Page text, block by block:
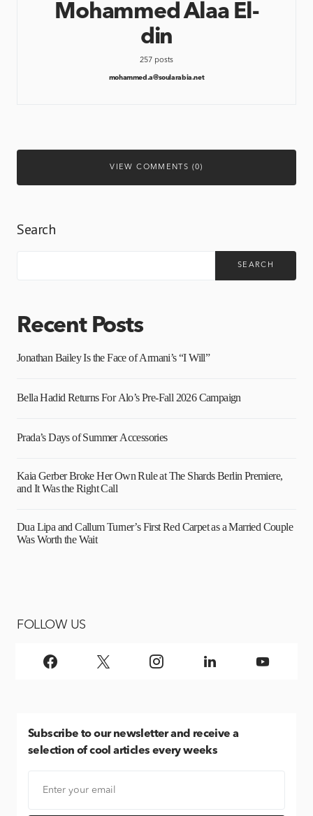
Mohammed Alaa El-
din
257 posts
mohammed.a@soularabia.net
VIEW COMMENTS (0)
Search
SEARCH
Recent Posts
Jonathan Bailey Is the Face of Armani’s “I Will”
Bella Hadid Returns For Alo’s Pre-Fall 2026 Campaign
Prada’s Days of Summer Accessories
Kaia Gerber Broke Her Own Rule at The Shards Berlin Premiere,
and It Was the Right Call
Dua Lipa and Callum Turner’s First Red Carpet as a Married Couple
Was Worth the Wait
FOLLOW US
Subscribe to our newsletter and receive a
selection of cool articles every weeks